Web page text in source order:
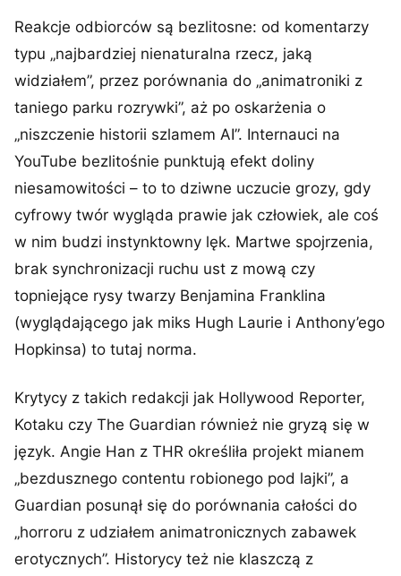
Reakcje odbiorców są bezlitosne: od komentarzy
typu „najbardziej nienaturalna rzecz, jaką
widziałem”, przez porównania do „animatroniki z
taniego parku rozrywki”, aż po oskarżenia o
„niszczenie historii szlamem AI”. Internauci na
YouTube bezlitośnie punktują efekt doliny
niesamowitości – to to dziwne uczucie grozy, gdy
cyfrowy twór wygląda prawie jak człowiek, ale coś
w nim budzi instynktowny lęk. Martwe spojrzenia,
brak synchronizacji ruchu ust z mową czy
topniejące rysy twarzy Benjamina Franklina
(wyglądającego jak miks Hugh Laurie i Anthony’ego
Hopkinsa) to tutaj norma.
Krytycy z takich redakcji jak Hollywood Reporter,
Kotaku czy The Guardian również nie gryzą się w
język. Angie Han z THR określiła projekt mianem
„bezdusznego contentu robionego pod lajki”, a
Guardian posunął się do porównania całości do
„horroru z udziałem animatronicznych zabawek
erotycznych”. Historycy też nie klaszczą z